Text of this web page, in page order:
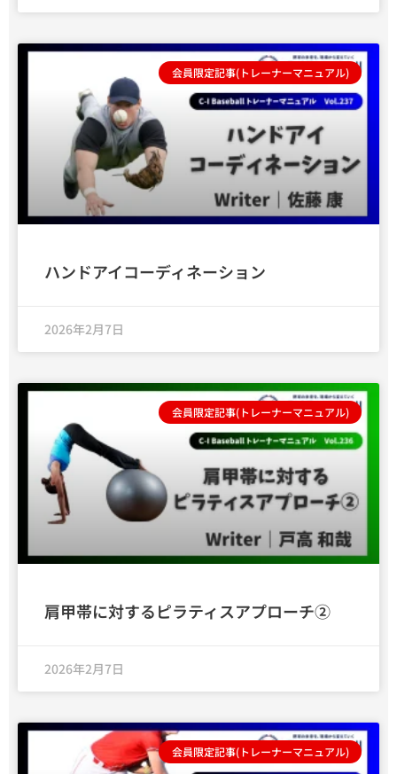
会員限定記事(トレーナーマニュアル)
ハンドアイコーディネーション
2026年2月7日
会員限定記事(トレーナーマニュアル)
肩甲帯に対するピラティスアプローチ②
2026年2月7日
会員限定記事(トレーナーマニュアル)